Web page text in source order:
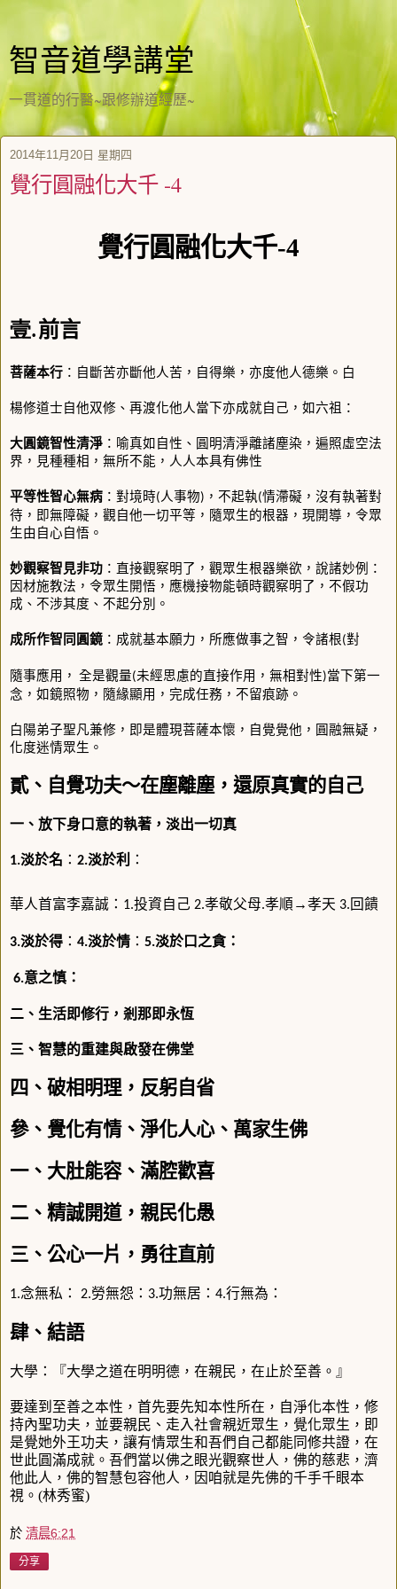
智音道學講堂
一貫道的行醫~跟修辦道經歷~
2014年11月20日 星期四
覺行圓融化大千 -4
覺行圓融化大千-4
壹.前言
菩薩本行 ：自斷苦亦斷他人苦，自得樂，亦度他人德樂。白
楊修道士自他双修、再渡化他人當下亦成就自己，如六祖：
大圓鏡智性清淨 ：喻真如自性、圓明清淨離諸塵染，遍照虛空法
界，見種種相，無所不能，人人本具有佛性
平等性智心無病 ：對境時( 人事物) ，不起執 (情滯礙，沒有執著對
待，即無障礙，觀自他一切平等，隨眾生的根器，現開導，令眾
生由自心自悟。
妙觀察智見非功 ：直接觀察明了，觀眾生根器樂欲，說諸妙例：
因材施教法，令眾生開悟，應機接物能頓時觀察明了，不假功
成、不涉其度、不起分別。
成所作智同圓鏡 ：成就基本願力，所應做事之智，令諸根(對
隨事應用， 全是觀量( 未經思慮的直接作用，無相對性)當下第一
念，如鏡照物，隨緣顯用，完成任務，不留痕跡。
白陽弟子聖凡兼修，即是體現菩薩本懷，自覺覺他，圓融無疑，
化度迷情眾生。
貳、自覺功夫～在塵離塵，還原真實的自己
一、放下身口意的執著，淡出一切真
1.淡於名 ： 2.淡於利 ：
華人首富李嘉誠： 1.投資自己 2.孝敬父母.孝順→孝天 3.回饋
3.淡於得 ： 4.淡於情 ： 5.淡於口之貪：
6.意之慎：
二、生活即修行，剎那即永恆
三、智慧的重建與啟發在佛堂
四、破相明理，反躬自省
參、覺化有情、淨化人心、萬家生佛
一、大肚能容、滿腔歡喜
二、精誠開道，親民化愚
三、公心一片，勇往直前
1.念無私： 2.勞無怨： 3.功無居： 4.行無為：
肆、結語
大學：『大學之道在明明德，在親民，在止於至善。』
要達到至善之本性，首先要先知本性所在，自淨化本性，修
持內聖功夫，並要親民、走入社會親近眾生，覺化眾生，即
是覺她外王功夫，讓有情眾生和吾們自己都能同修共證，在
世此圓滿成就。吾們當以佛之眼光觀察世人，佛的慈悲，濟
他此人，佛的智慧包容他人，因咱就是先佛的千手千眼本
視。(林秀蜜)
於 清晨6:21
分享